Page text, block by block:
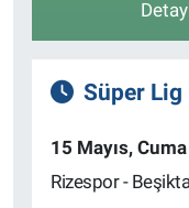
Süper
15 Mayıs, Cuma
Rizespor -